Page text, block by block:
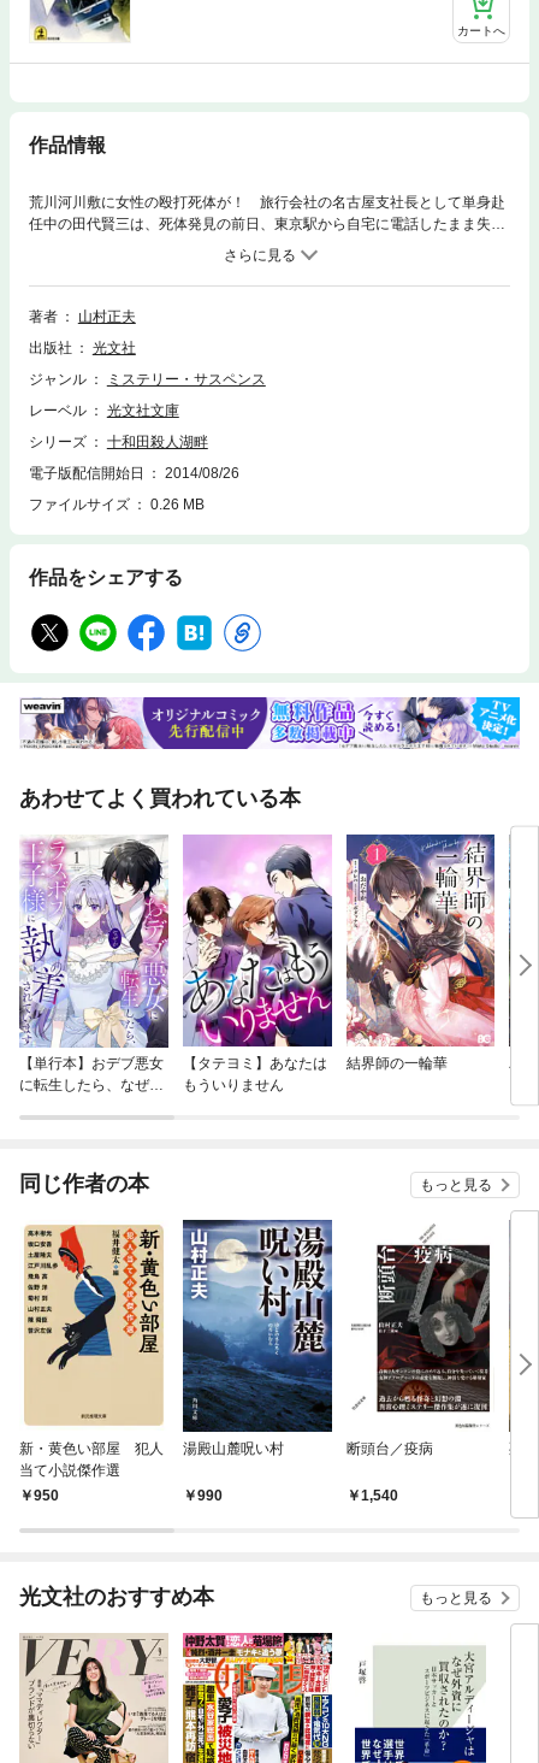
カートへ
作品情報
荒川河川敷に女性の殴打死体が！ 旅行会社の名古屋支社長として単身赴
任中の田代賢三は、死体発見の前日、東京駅から自宅に電話したまま失
踪。状況証拠から容疑は賢三へ。父の潔白を信じる有子は、先輩の柏木美
也子と真相究明に乗り出すが……。 名古屋―東京―十和田―札幌を結ぶ
殺人ルートの謎！？
著者
山村正夫
出版社
光文社
ジャンル
ミステリー・サスペンス
レーベル
光文社文庫
シリーズ
十和田殺人湖畔
電子版配信開始日
2014/08/26
ファイルサイズ
0.26 MB
作品をシェアする
あわせてよく買われている本
【単行本】おデブ悪女
に転生したら、なぜか
【タテヨミ】あなたは
もういりません
結界師の一輪華
バ
今
同じ作者の本 もっと見る
新・黄色い部屋 犯人
当て小説傑作選
950
湯殿山麓呪い村
990
断頭台／疫病
1,540
死
光文社のおすすめ本 もっと見る